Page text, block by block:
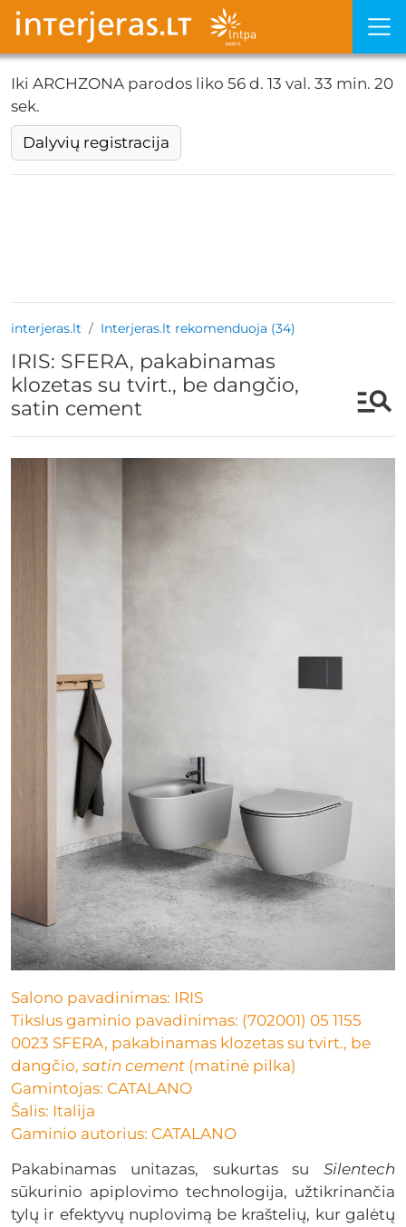
Iki ARCHZONA parodos liko 56 d. 13 val. 33 min. 20
sek.
Dalyvių registracija
interjeras.lt Interjeras.lt rekomenduoja (34)
IRIS: SFERA, pakabinamas
klozetas su tvirt., be dangčio,
satin cement
Salono pavadinimas: IRIS
Tikslus gaminio pavadinimas: (702001) 05 1155
0023 SFERA, pakabinamas klozetas su tvirt., be
dangčio, satin cement (matinė pilka)
Gamintojas: CATALANO
Šalis: Italija
Gaminio autorius: CATALANO
Pakabinamas unitazas, sukurtas su Silentech
sūkurinio apiplovimo technologija, užtikrinančia
tylų ir efektyvų nuplovimą be kraštelių, kur galėtų